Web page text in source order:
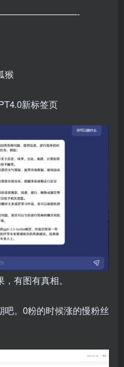
猴
新标签页
有图有真相。
。0粉的时候涨的慢粉丝